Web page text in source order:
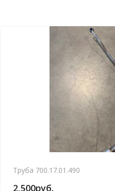
Труба 700.17.01.490
2,500руб.